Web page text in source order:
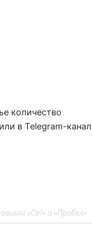
количество
в Telegram-
«Ctrl» и «Пробел»